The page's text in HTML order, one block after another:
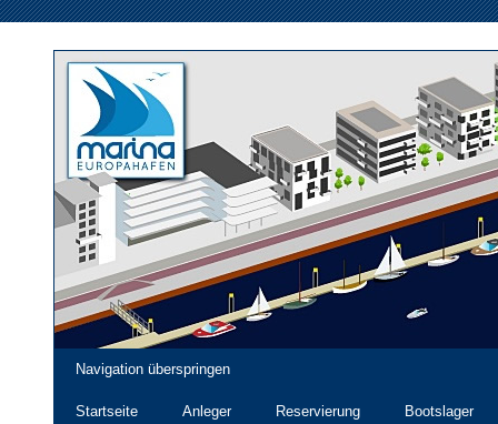
Navigation überspringen
Startseite Anleger Reservierung Bootslager